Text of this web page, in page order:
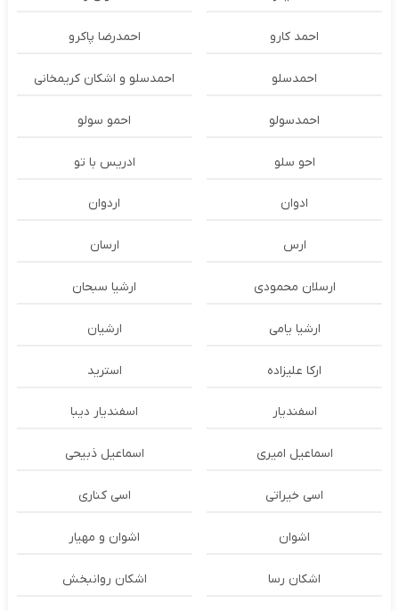
احمد کارو احمدرضا پاکرو
احمدسلو احمدسلو و اشکان کریمخانی
احمدسولو احمو سولو
احو سلو ادریس با تو
ادوان اردوان
ارس ارسان
ارسلان محمودی ارشیا سبحان
ارشیا یامی ارشیان
ارکا علیزاده استرید
اسفندیار اسفندیار دیبا
اسماعیل امیری اسماعیل ذبیحی
اسی خیراتی اسی کناری
اشوان اشوان و مهیار
اشکان رسا اشکان روانبخش